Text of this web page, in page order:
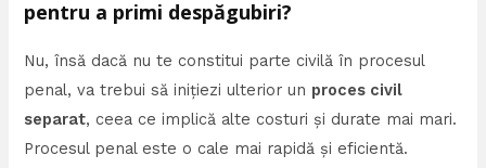
pentru a primi despăgubiri?
Nu, însă dacă nu te constitui parte civilă în procesul
penal, va trebui să inițiezi ulterior un proces civil
separat, ceea ce implică alte costuri și durate mai mari.
Procesul penal este o cale mai rapidă și eficientă.